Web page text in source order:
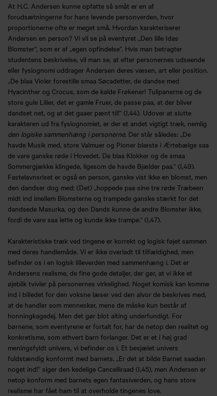
At H.C. Andersen kunne opfatte så småt er en af
forudsætningerne for hans levende personverden, hvor
proportionerne ofte er meget små. Hvordan karakteriserer
Andersen en person? Vi vil se på eventyret „Den lille Idas
Blomster“, som er af „egen opfindelse“. Hvis man betragter
studentens beskrivelse, vil man se, at efter personernes udseende
eller fysiognomi uddrager Andersen deres væsen, art eller position.
„De blaa Violer forestille smaa Søcadetter, de dandse med
Hyacinther og Crocus, som de kalde Frøkener! Tulipanerne og de
store gule Lilier, det er gamle Fruer, de passe paa, at der bliver
dandset net, og at det gaaer pænt til!“ (I,44). Udover at slutte
karakteren ud fra fysiognomiet, er der et andet vigtigt træk, nemlig
den logiske sammenhæng i personerne. Der står således: „De
havde Musik med, store Valmuer og Pioner blæste i Ærtebælge saa
de vare ganske røde i Hovedet. De blaa Klokker og de smaa
Sommergjække klingede, ligesom de havde Bjælder paa.“ (I,49).
Fastelavnsriset er også en person, ganske vist ikke en blomst, men
den dandser dog med: (Det) „hoppede paa sine tre røde Træbeen
midt ind imellem Blomsterne og trampede ganske stærkt for det
dandsede Masurka, og den Dands kunne de andre Blomster ikke,
fordi de vare saa lette og kunde ikke trampe.“ (I,47).
Karakteristiske træk ved tingene er korrekt og logisk føjet sammen
med deres handlemåde. Vi er ikke overladt til tilfældighed, men
befinder os i en logisk lilleverden med sammenhæng i. Det er
Andersens realisme, de fine gode detaljer, der gør, at vi ikke et
øjeblik tvivler på personernes virkelighed. Noget komisk kan komme
ind i billedet for den voksne læser ved den alvor de beskrives med,
at de handler som mennesker, mens de måske kun består af
honningkagedej. Men det gør blot alting underfundigt. For
børnene, som eventyrene er fortalt for, har de netop den realitet og
konkretisme, som ethvert barn forlanger. Det er et i høj grad
meningsfyldt univers, vi befinder os i. Et besjælet univers
fuldstændig konformt med barnets. „Er det at bilde Barnet saadan
noget ind!“ siger den kedelige Cancelliraad (I,45), men Andersen er
netop konform med barnets egen fantasiverden, og hans store
realisme har fået ham til at overholde tingenes love.